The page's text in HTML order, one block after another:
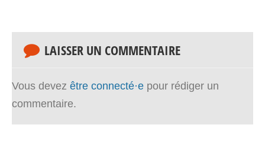
LAISSER UN COMMENTAIRE
Vous devez être connecté·e pour rédiger un
commentaire.